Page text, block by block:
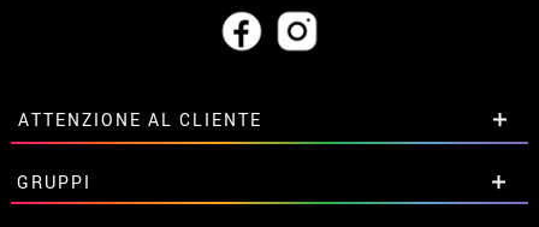
ATTENZIONE AL CLIENTE
• Su di noi
• Condizioni di vendita
GRUPPI